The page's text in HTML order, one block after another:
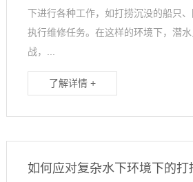
下进行各种工作，如打捞沉没的船只
执行维修任务。在这样的环境下，潜
战，...
了解详情 +
如何应对复杂水下环境下的打